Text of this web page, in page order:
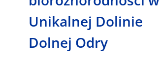
Unikalnej Dolinie
Dolnej Odry